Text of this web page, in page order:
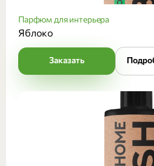
Парфюм для интерьера
Яблоко
Заказать